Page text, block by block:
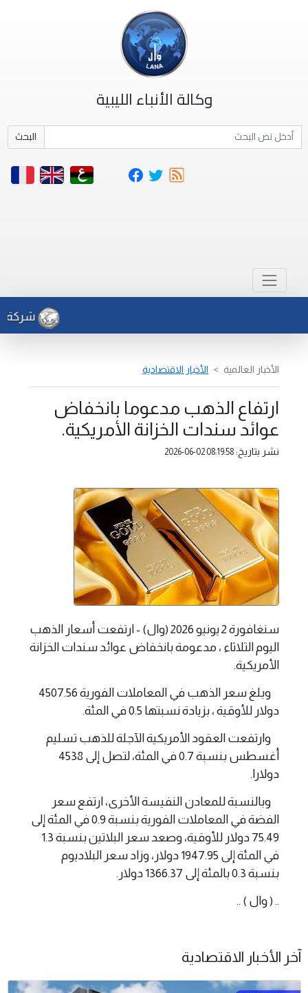
وكالة الأنباء الليبية
البحث
شركة
الأخبار العالمية الأخبار الاقتصادية
ارتفاع الذهب مدعوما بانخفاض
عوائد سندات الخزانة الأمريكية.
نشر بتاريخ: 2026-06-02 08:19:58
سنغافورة 2 يونيو 2026 (وال) - ارتفعت أسعار ‌الذهب
اليوم الثلاثاء ، مدعومة بانخفاض عوائد سندات الخزانة
الأمريكية.
وبلغ سعر الذهب في المعاملات الفورية 4507.56
دولار للأوقية ، بزيادة نسبتها 0.5 في المئة.
وارتفعت العقود الأمريكية الآجلة للذهب تسليم
أغسطس بنسبة 0.7 في المئة، لتصل إلى 4538
دولارا.
وبالنسبة للمعادن النفيسة الأخرى، ارتفع سعر
الفضة في المعاملات الفورية بنسبة 0.9 في المئة إلى
75.49 دولار للأوقية، وصعد سعر البلاتين بنسبة 1.3
في المئة إلى 1947.95 دولار، وزاد سعر البلاديوم
بنسبة 0.3 بالمئة إلى 1366.37 دولار.
.. ( وال ) ..
آخر الأخبار الاقتصادية